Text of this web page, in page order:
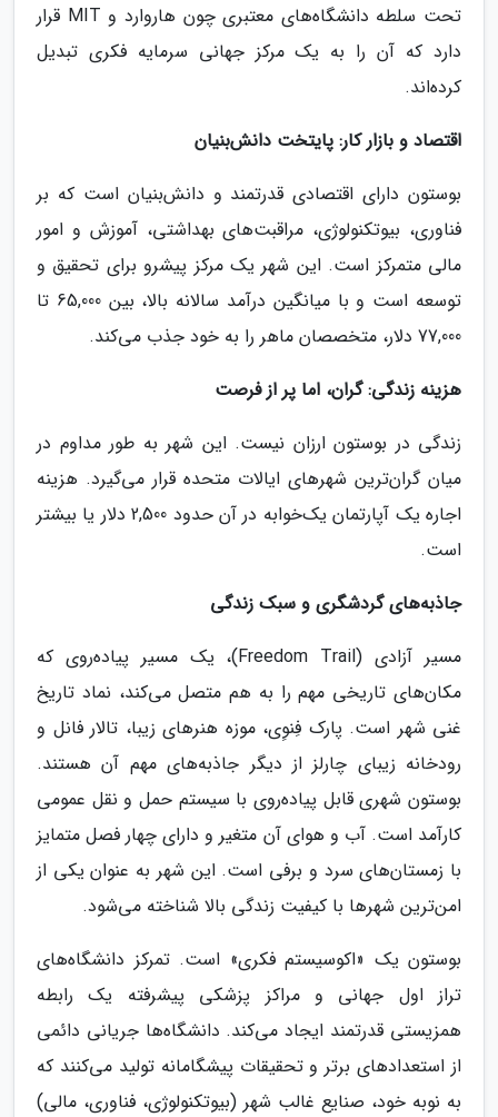
تحت سلطه دانشگاه‌های معتبری چون هاروارد و MIT قرار
دارد که آن را به یک مرکز جهانی سرمایه فکری تبدیل
کرده‌اند.
اقتصاد و بازار کار: پایتخت دانش‌بنیان
بوستون دارای اقتصادی قدرتمند و دانش‌بنیان است که بر
فناوری، بیوتکنولوژی، مراقبت‌های بهداشتی، آموزش و امور
مالی متمرکز است. این شهر یک مرکز پیشرو برای تحقیق و
توسعه است و با میانگین درآمد سالانه بالا، بین 65,000 تا
77,000 دلار، متخصصان ماهر را به خود جذب می‌کند.
هزینه زندگی: گران، اما پر از فرصت
زندگی در بوستون ارزان نیست. این شهر به طور مداوم در
میان گران‌ترین شهرهای ایالات متحده قرار می‌گیرد. هزینه
اجاره یک آپارتمان یک‌خوابه در آن حدود 2,500 دلار یا بیشتر
است.
جاذبه‌های گردشگری و سبک زندگی
مسیر آزادی (Freedom Trail)، یک مسیر پیاده‌روی که
مکان‌های تاریخی مهم را به هم متصل می‌کند، نماد تاریخ
غنی شهر است. پارک فِنوِی، موزه هنرهای زیبا، تالار فانل و
رودخانه زیبای چارلز از دیگر جاذبه‌های مهم آن هستند.
بوستون شهری قابل پیاده‌روی با سیستم حمل و نقل عمومی
کارآمد است. آب و هوای آن متغیر و دارای چهار فصل متمایز
با زمستان‌های سرد و برفی است. این شهر به عنوان یکی از
امن‌ترین شهرها با کیفیت زندگی بالا شناخته می‌شود.
بوستون یک «اکوسیستم فکری» است. تمرکز دانشگاه‌های
تراز اول جهانی و مراکز پزشکی پیشرفته یک رابطه
همزیستی قدرتمند ایجاد می‌کند. دانشگاه‌ها جریانی دائمی
از استعدادهای برتر و تحقیقات پیشگامانه تولید می‌کنند که
به نوبه خود، صنایع غالب شهر (بیوتکنولوژی، فناوری، مالی)